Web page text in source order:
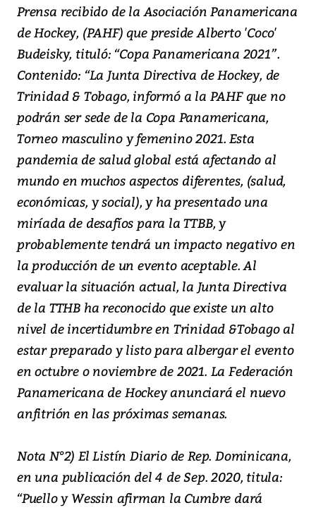
Prensa recibido de la Asociación Panamericana
de Hockey, (PAHF) que preside Alberto 'Coco'
Budeisky, tituló: “Copa Panamericana 2021”.
Contenido: “La Junta Directiva de Hockey, de
Trinidad & Tobago, informó a la PAHF que no
podrán ser sede de la Copa Panamericana,
Torneo masculino y femenino 2021. Esta
pandemia de salud global está afectando al
mundo en muchos aspectos diferentes, (salud,
económicas, y social), y ha presentado una
miríada de desafíos para la TTBB, y
probablemente tendrá un impacto negativo en
la producción de un evento aceptable. Al
evaluar la situación actual, la Junta Directiva
de la TTHB ha reconocido que existe un alto
nivel de incertidumbre en Trinidad &Tobago al
estar preparado y listo para albergar el evento
en octubre o noviembre de 2021. La Federación
Panamericana de Hockey anunciará el nuevo
anfitrión en las próximas semanas.
Nota N°2) El Listín Diario de Rep. Dominicana,
en una publicación del 4 de Sep. 2020, titula:
“Puello y Wessin afirman la Cumbre dará